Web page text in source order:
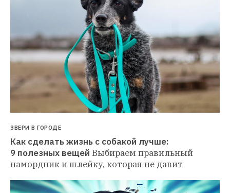
ЗВЕРИ В ГОРОДЕ
Как сделать жизнь с собакой лучше:
9 полезных вещей Выбираем правильный
намордник и шлейку, которая не давит